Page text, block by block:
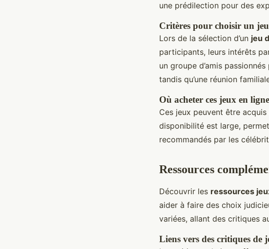
une prédilection pour des
Critères pour choisir un jeu
Lors de la sélection d’un jeu
participants, leurs intérêts
un groupe d’amis
tandis qu’une réunion
Où acheter ces jeux en
Ces jeux peuvent être
disponibilité est large,
recommandés par les
Ressources
Découvrir les ressources
aider à faire des choix
variées, allant des critiques
Liens vers des critiques de